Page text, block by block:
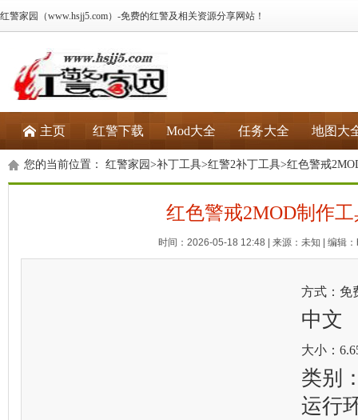
红警家园（www.hsjj5.com）-免费的红警及相关资源分享网站！
主页 红警下载 Mod大全 任务大全 地图大
您的当前位置： 红警家园 >补丁工具>红警2补丁工具>红色警戒
红色警戒2MOD制作
时间：2026-05-18 12:48 | 来源：未知 | 编辑
方式：免
中文
大小：
类别
运行